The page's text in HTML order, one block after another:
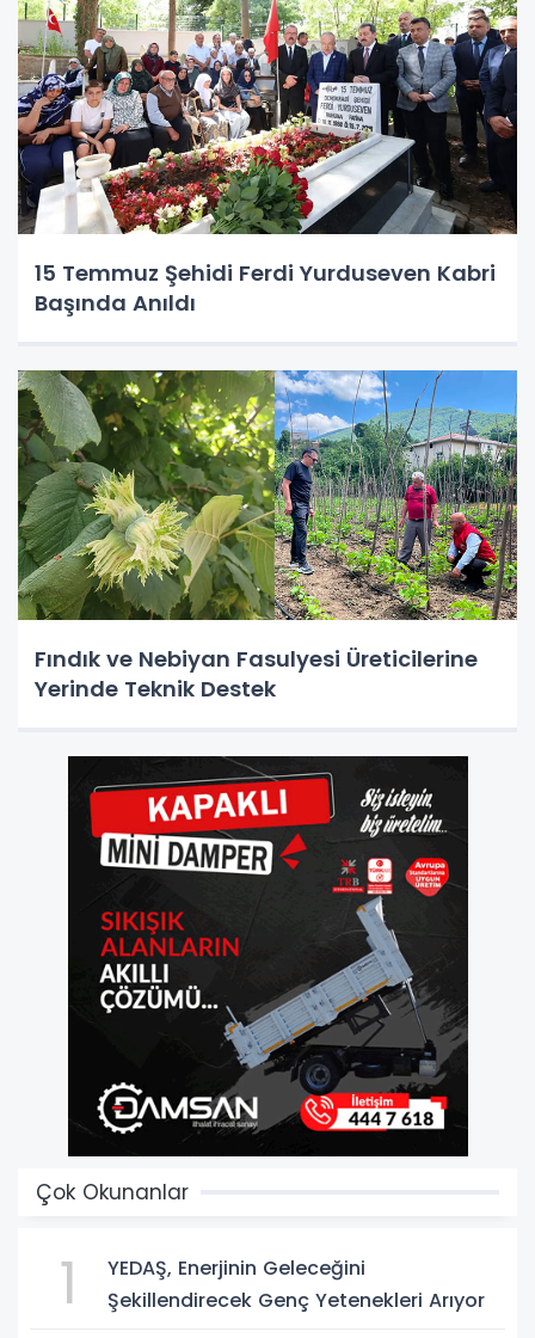
15 Temmuz Şehidi Ferdi Yurduseven Kabri
Başında Anıldı
Fındık ve Nebiyan Fasulyesi Üreticilerine
Yerinde Teknik Destek
Çok Okunanlar
1
YEDAŞ, Enerjinin Geleceğini
Şekillendirecek Genç Yetenekleri Arıyor